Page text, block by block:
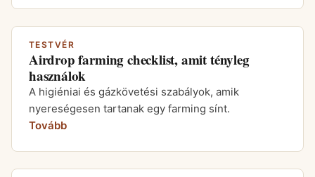
TESTVÉR
Airdrop farming checklist, amit tényleg
használok
A higiéniai és gázkövetési szabályok, amik
nyereségesen tartanak egy farming sínt.
Tovább